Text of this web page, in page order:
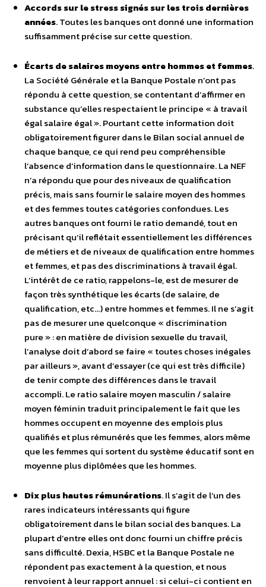
Accords sur le stress signés sur les trois dernières
années. Toutes les banques ont donné une information
suffisamment précise sur cette question.
Écarts de salaires moyens entre hommes et femmes.
La Société Générale et la Banque Postale n’ont pas
répondu à cette question, se contentant d’affirmer en
substance qu’elles respectaient le principe « à travail
égal salaire égal ». Pourtant cette information doit
obligatoirement figurer dans le Bilan social annuel de
chaque banque, ce qui rend peu compréhensible
l’absence d’information dans le questionnaire. La NEF
n’a répondu que pour des niveaux de qualification
précis, mais sans fournir le salaire moyen des hommes
et des femmes toutes catégories confondues. Les
autres banques ont fourni le ratio demandé, tout en
précisant qu’il reflétait essentiellement les différences
de métiers et de niveaux de qualification entre hommes
et femmes, et pas des discriminations à travail égal.
L’intérêt de ce ratio, rappelons-le, est de mesurer de
façon très synthétique les écarts (de salaire, de
qualification, etc…) entre hommes et femmes. Il ne s’agit
pas de mesurer une quelconque « discrimination
pure » : en matière de division sexuelle du travail,
l’analyse doit d’abord se faire « toutes choses inégales
par ailleurs », avant d’essayer (ce qui est très difficile)
de tenir compte des différences dans le travail
accompli. Le ratio salaire moyen masculin / salaire
moyen féminin traduit principalement le fait que les
hommes occupent en moyenne des emplois plus
qualifiés et plus rémunérés que les femmes, alors même
que les femmes qui sortent du système éducatif sont en
moyenne plus diplômées que les hommes.
Dix plus hautes rémunérations. Il s’agit de l’un des
rares indicateurs intéressants qui figure
obligatoirement dans le bilan social des banques. La
plupart d’entre elles ont donc fourni un chiffre précis
sans difficulté. Dexia, HSBC et la Banque Postale ne
répondent pas exactement à la question, et nous
renvoient à leur rapport annuel : si celui-ci contient en